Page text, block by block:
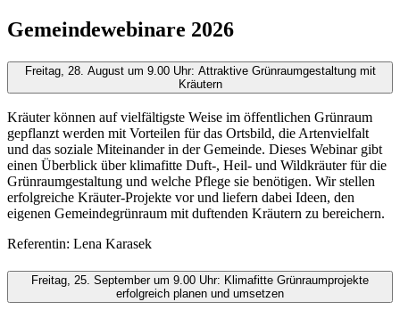
Gemeindewebinare 2026
Freitag, 28. August um 9.00 Uhr: Attraktive Grünraumgestaltung mit
Kräutern
Kräuter können auf vielfältigste Weise im öffentlichen Grünraum
gepflanzt werden mit Vorteilen für das Ortsbild, die Artenvielfalt
und das soziale Miteinander in der Gemeinde. Dieses Webinar gibt
einen Überblick über klimafitte Duft-, Heil- und Wildkräuter für die
Grünraumgestaltung und welche Pflege sie benötigen. Wir stellen
erfolgreiche Kräuter-Projekte vor und liefern dabei Ideen, den
eigenen Gemeindegrünraum mit duftenden Kräutern zu bereichern.
Referentin: Lena Karasek
Freitag, 25. September um 9.00 Uhr: Klimafitte Grünraumprojekte
erfolgreich planen und umsetzen